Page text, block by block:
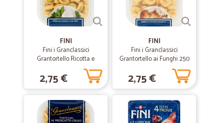
06/10/2020
—Patrizia V.
Tutto perfetto.
Tutto perfetto. Prodotti buonossimi grazie mille
30/05/2020
Ivana M.
Pacco arrivato perfettamente,tutto in…
Pacco arrivato perfettamente,tutto in ottime condizioni
FINI
Fini i Granclassici
Grantortello Ricotta e
Spinaci 250 g
2,75 €
FINI
Fini i Granclassici
Grantortello ai Funghi 250
2,75 €